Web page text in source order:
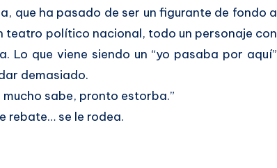
que ha pasado de ser un figurante de fondo a
teatro político nacional, todo un personaje con
Lo que viene siendo un “yo pasaba por aquí”
demasiado.
mucho sabe, pronto estorba.”
rebate… se le rodea.